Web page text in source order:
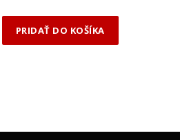
PRIDAŤ DO KOŠÍKA